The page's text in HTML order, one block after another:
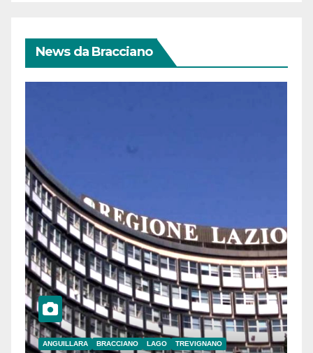
News da Bracciano
ANGUILLARA BRACCIANO LAGO TREVIGNANO